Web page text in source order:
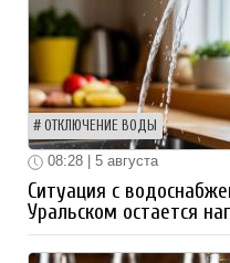
ОТКЛЮЧЕНИЕ ВОДЫ
08:28 | 5 августа
Ситуация с
Уральском остается